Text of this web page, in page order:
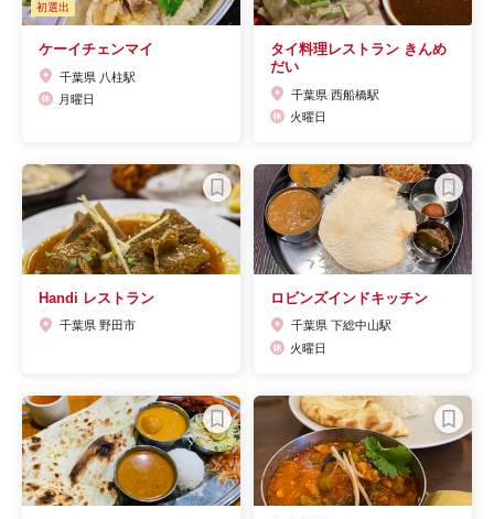
初選出
ケーイチェンマイ
千葉県 八柱駅
月曜日
タイ料理レストラン きんめ
だい
千葉県 西船橋駅
火曜日
Handi レストラン
千葉県 野田市
ロビンズインドキッチン
千葉県 下総中山駅
火曜日